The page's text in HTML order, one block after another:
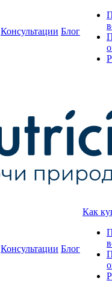
Консультации Блог
Консультации Блог
Как